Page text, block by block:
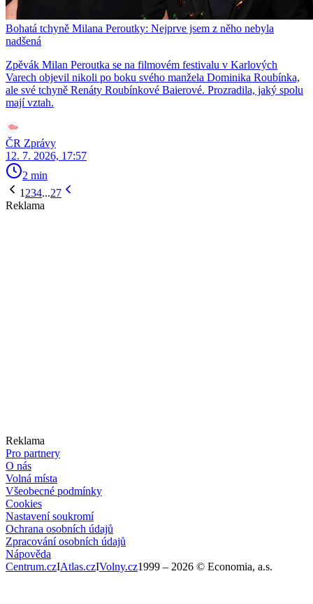
Bohatá tchyně Milana Peroutky: Nejprve jsem z něho nebyla
nadšená
Zpěvák Milan Peroutka se na filmovém festivalu v Karlových
Varech objevil nikoli po boku svého manžela Dominika Roubínka,
ale své tchyně Renáty Roubínkové Baierové. Prozradila, jaký spolu
mají vztah.
ČR Zprávy
12. 7. 2026, 17:57
2 min
1 234...27
Reklama
Reklama
Pro partnery
O nás
Volná místa
Všeobecné podmínky
Cookies
Nastavení soukromí
Ochrana osobních údajů
Zpracování osobních údajů
Nápověda
Centrum.czIAtlas.czIVolny.cz1999 – 2026 © Economia, a.s.